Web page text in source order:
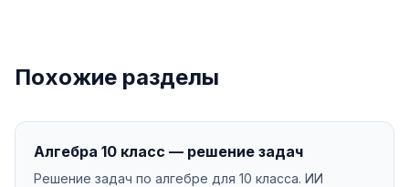
Похожие разделы
Алгебра 10 класс — решение задач
Решение задач по алгебре для 10 класса. ИИ